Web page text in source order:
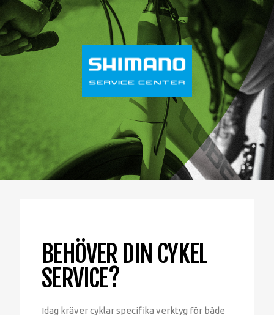
BEHÖVER DIN CYKEL
SERVICE?
Idag kräver cyklar specifika verktyg för både